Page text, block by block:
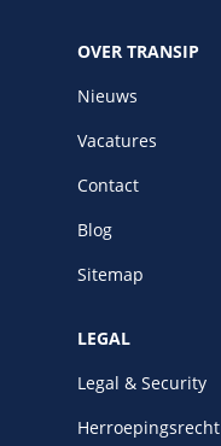
OVER TRANSIP
Nieuws
Vacatures
Contact
Blog
Sitemap
LEGAL
Legal & Security
Herroepingsrecht